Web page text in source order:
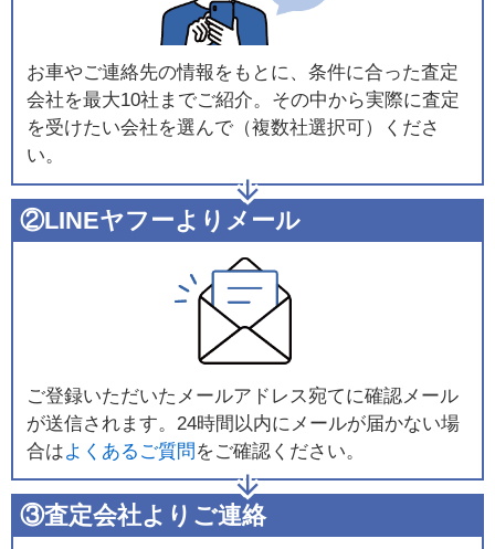
お車やご連絡先の情報をもとに、条件に合った査定
会社を最大10社までご紹介。その中から実際に査定
を受けたい会社を選んで（複数社選択可）くださ
い。
②LINEヤフーよりメール
ご登録いただいたメールアドレス宛てに確認メール
が送信されます。24時間以内にメールが届かない場
合はよくあるご質問 をご確認ください。
③査定会社よりご連絡